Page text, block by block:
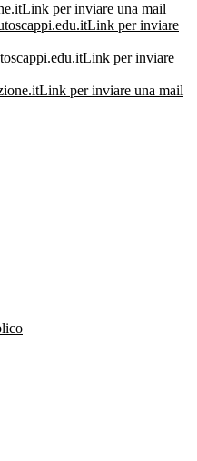
Link per inviare una mail
Link per inviare
Link per inviare
Link per inviare una mail